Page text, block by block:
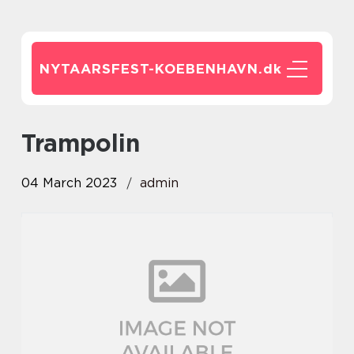
NYTAARSFEST-KOEBENHAVN.dk
Trampolin
04 March 2023 admin